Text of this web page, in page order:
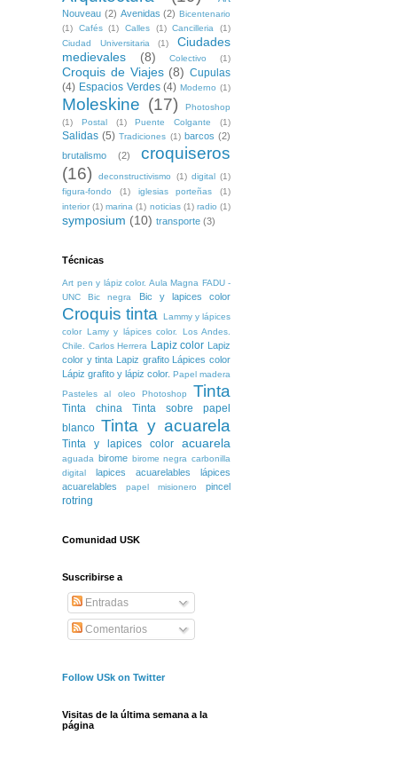
Nouveau (2) Avenidas (2) Bicentenario
(1)
Cafés (1) Calles (1) Cancilleria
(1)
Ciudad Universitaria
(1)
Ciudades
medievales
(8) Colectivo (1)
Croquis de Viajes (8) Cupulas
(4) Espacios Verdes (4) Moderno (1)
Moleskine (17)
Photoshop
(1)
Postal (1) Puente Colgante (1)
Salidas (5) Tradiciones (1) barcos (2)
brutalismo
(2)
croquiseros
(16)
deconstructivismo (1) digital
(1)
figura-fondo
(1) iglesias porteñas
(1)
interior (1) marina (1) noticias (1) radio (1)
symposium (10) transporte (3)
Técnicas
Art pen y lápiz color. Aula Magna FADU -
UNC
Bic negra Bic y lapices color
Croquis tinta
Lammy y lápices
color
Lamy y lápices color. Los Andes.
Chile. Carlos Herrera Lapiz color
Lapiz
color y tinta
Lapiz grafito
Lápices color
Lápiz grafito y lápiz color. Papel madera
Pasteles al oleo
Photoshop Tinta
Tinta china
Tinta sobre papel
blanco Tinta y acuarela
Tinta y lapices color acuarela
aguada birome birome negra carbonilla
digital
lapices acuarelables
lápices
acuarelables
papel misionero pincel
rotring
Comunidad USK
Suscribirse a
Entradas
Comentarios
Follow USk on Twitter
Visitas de la última semana a la
página